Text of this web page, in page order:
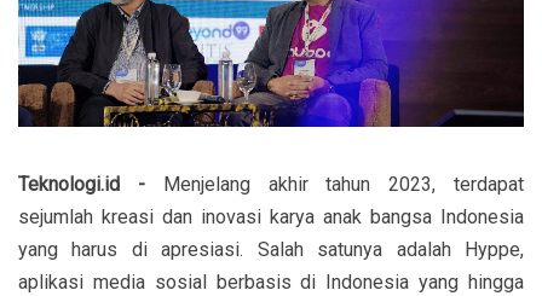
Teknologi.id -
Menjelang akhir tahun 2023, terdapat
sejumlah kreasi dan inovasi karya anak bangsa Indonesia
yang harus di apresiasi. Salah satunya adalah Hyppe,
aplikasi media sosial berbasis di Indonesia yang hingga